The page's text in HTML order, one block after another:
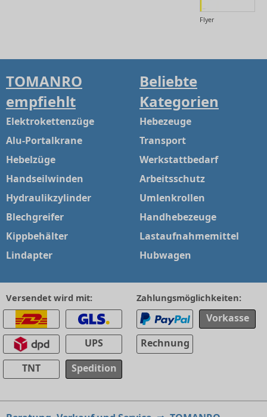
Flyer
TOMANRO
empfiehlt
Elektrokettenzüge
Alu-Portalkrane
Hebelzüge
Handseilwinden
Hydraulikzylinder
Blechgreifer
Kippbehälter
Lindapter
Beliebte
Kategorien
Hebezeuge
Transport
Werkstattbedarf
Arbeitsschutz
Umlenkrollen
Handhebezeuge
Lastaufnahmemittel
Hubwagen
Versendet wird mit:
UPS
TNT
Spedition
Zahlungsmöglichkeiten:
Vorkasse
Rechnung